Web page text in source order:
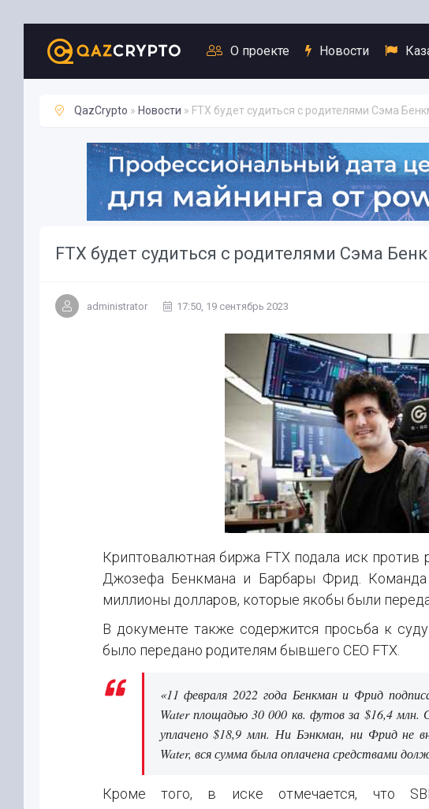
О проекте Новости
QazCrypto » Новости » FTX будет судиться с родителями Сэма
FTX будет судиться с родителями Сэма
Новости
administrator 17:50, 19 сентябрь 2023
Криптовалютная биржа FTX подала иск
Джозефа Бенкмана и Барбары Фрид.
миллионы долларов, которые якобы были
В документе также содержится просьба к
было передано родителям бывшего CEO FTX.
«11 февраля 2022 года Бенкман и Фрид
Water площадью 30 000 кв. футов за $16,4 млн.
уплачено $18,9 млн. Ни Бэнкман, ни Фрид не
Water, вся сумма была оплачена средствами
Кроме того, в иске отмечается, что